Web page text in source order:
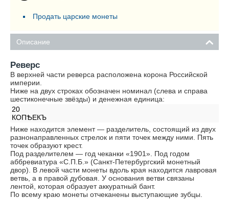
Продать царские монеты
Описание
Реверс
В верхней части реверса расположена корона Российской
империи.
Ниже на двух строках обозначен номинал (слева и справа
шестиконечные звёзды) и денежная единица:
20
КОПѢЕКЪ
Ниже находится элемент — разделитель, состоящий из двух
разнонаправленных стрелок и пяти точек между ними. Пять
точек образуют крест.
Под разделителем — год чеканки «1901». Под годом
аббревиатура «С.П.Б.» (Санкт-Петербургский монетный
двор). В левой части монеты вдоль края находится лавровая
ветвь, а в правой дубовая. У основания ветви связаны
лентой, которая образует аккуратный бант.
По всему краю монеты отчеканены выступающие зубцы.